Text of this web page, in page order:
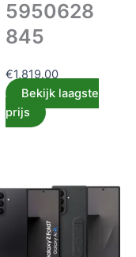
5950628
845
€1,819.00
Bekijk laagste
prijs